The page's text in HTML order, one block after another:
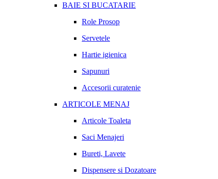
BAIE SI BUCATARIE
Role Prosop
Servetele
Hartie igienica
Sapunuri
Accesorii curatenie
ARTICOLE MENAJ
Articole Toaleta
Saci Menajeri
Bureti, Lavete
Dispensere si Dozatoare